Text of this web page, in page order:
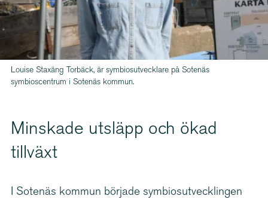
Louise Staxäng Torbäck, är symbiosutvecklare på Sotenäs
symbioscentrum i Sotenäs kommun.
Minskade utsläpp och ökad
tillväxt
I Sotenäs kommun började symbi­os­ut­veck­lingen